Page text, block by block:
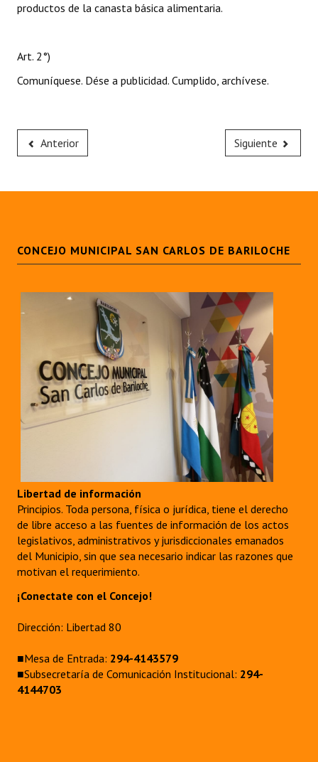
productos de la canasta básica alimentaria.
Art. 2°)
Comuníquese. Dése a publicidad. Cumplido, archívese.
Anterior Siguiente
CONCEJO MUNICIPAL SAN CARLOS DE BARILOCHE
Libertad de información
Principios. Toda persona, física o jurídica, tiene el derecho
de libre acceso a las fuentes de información de los actos
legislativos, administrativos y jurisdiccionales emanados
del Municipio, sin que sea necesario indicar las razones que
motivan el requerimiento.
¡Conectate con el Concejo!
Dirección: Libertad 80
■Mesa de Entrada: 294-4143579
■Subsecretaría de Comunicación Institucional: 294-
4144703